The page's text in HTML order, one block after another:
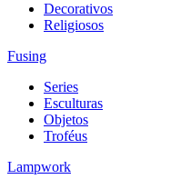
Decorativos
Religiosos
Fusing
Series
Esculturas
Objetos
Troféus
Lampwork